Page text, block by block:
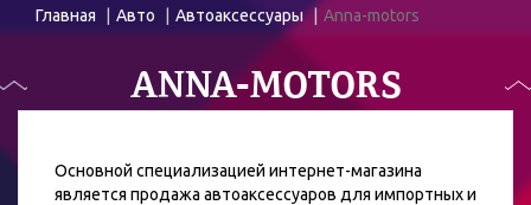
Главная Авто Автоаксессуары Anna-motors
ANNA-MOTORS
Основной специализацией интернет-магазина
является продажа автоаксессуаров для импортных и